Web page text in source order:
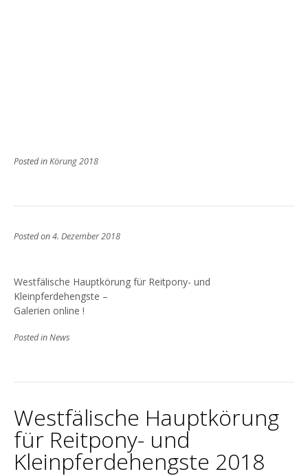
Posted inKörung 2018
Posted on4. Dezember 2018
Westfälische Hauptkörung für Reitpony- und
Kleinpferdehengste –
Galerien online !
Posted inNews
Westfälische Hauptkörung
für Reitpony- und
Kleinpferdehengste 2018